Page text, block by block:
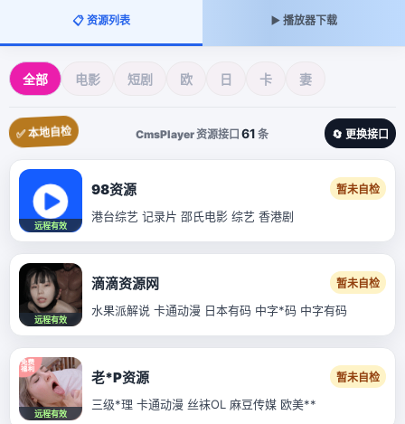
📋 资源列表 ▶️ 播放器下载
全部 电影 短剧 欧 日 卡 妻
✅ 本地自检 CmsPlayer 资源接口 61 条 🔄 更换接口
远程有效
98资源 暂未自检
港台综艺 记录片 邵氏电影 综艺 香港剧
远程有效
滴滴资源网 暂未自检
水果派解说 卡通动漫 日本有码 中字*码 中字有码
远程有效
老*P资源 暂未自检
三级*理 卡通动漫 丝袜OL 麻豆传媒 欧美**